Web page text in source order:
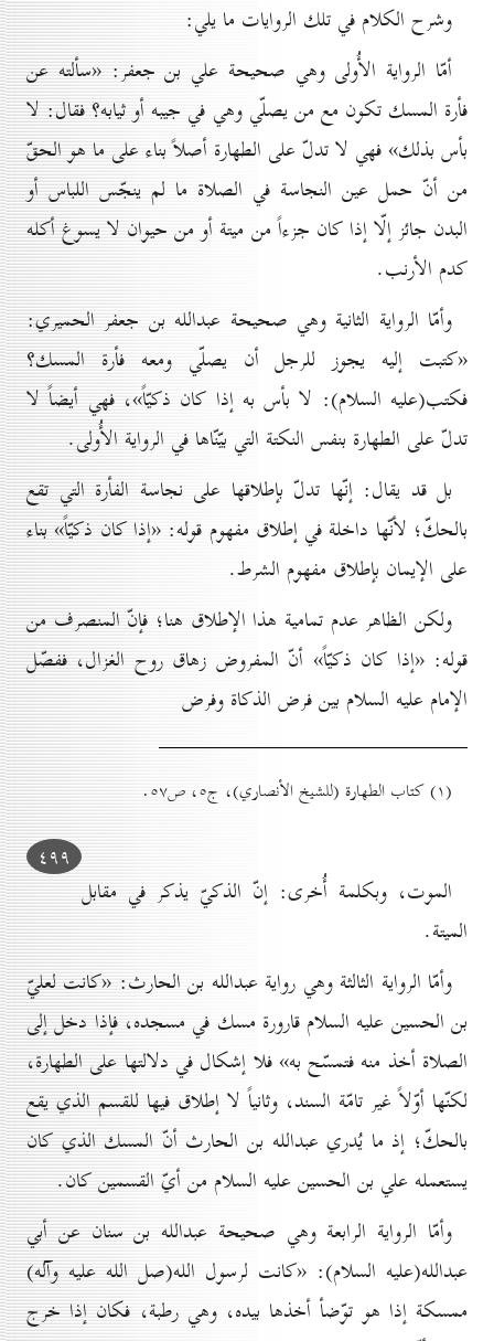
وشرح الكلام في تلك الروايات ما يلي:
أمّا الرواية الأُولى وهي صحيحة علي بن جعفر: «سألته عن
فأرة المسك تكون مع من يصلّي وهي في جيبه أو ثيابه؟ فقال: لا
بأس بذلك» فهي لا تدلّ على الطهارة أصلاً بناء على ما هو الحقّ
من أنّ حمل عين النجاسة في الصلاة ما لم ينجّس اللباس أو
البدن جائز إلّا إذا كان جزءاً من ميتة أو من حيوان لا يسوغ أكله
كدم الأرنب.
وأمّا الرواية الثانية وهي صحيحة عبدالله بن جعفر الحميري:
«كتبت إليه يجوز للرجل أن يصلّي ومعه فأرة المسك؟
فكتب(عليه السلام): لا بأس به إذا كان ذكيّاً»، فهي أيضاً لا
تدلّ على الطهارة بنفس النكتة التي بيّنّاها في الرواية الأُولى.
بل قد يقال: إنّها تدلّ بإطلاقها على نجاسة الفأرة التي تقع
بالحكّ؛ لأنّها داخلة في إطلاق مفهوم قوله: «إذا كان ذكيّاً» بناء
على الإيمان بإطلاق مفهوم الشرط.
ولكن الظاهر عدم تمامية هذا الإطلاق هنا؛ فإنّ المنصرف من
قوله: «إذا كان ذكيّاً» أنّ المفروض زهاق روح الغزال، ففصّل
الإمام عليه السلام بين فرض الذكاة وفرض
(۱) كتاب الطهارة (للشيخ الأنصاري)، ج٥، ص٥۷.
٤۹۹
الموت، وبكلمة أُخرى: إنّ الذكيّ يذكر في مقابل
الميتة.
وأمّا الرواية الثالثة وهي رواية عبدالله بن الحارث: «كانت لعليّ
بن الحسين عليه السلام قارورة مسك في مسجده، فإذا دخل إلى
الصلاة أخذ منه فتمسّح به» فلا إشكال في دلالتها على الطهارة،
لكنّها أوّلاً غير تامّة السند، وثانياً لا إطلاق فيها للقسم الذي يقع
بالحكّ؛ إذ ما يُدري عبدالله بن الحارث أنّ المسك الذي كان
يستعمله علي بن الحسين عليه السلام من أيّ القسمين كان.
وأمّا الرواية الرابعة وهي صحيحة عبدالله بن سنان عن أبي
عبدالله(عليه السلام): «كانت لرسول الله(صل الله عليه وآله)
ممسكة إذا هو توّضأ أخذها بيده، وهي رطبة، فكان إذا خرج